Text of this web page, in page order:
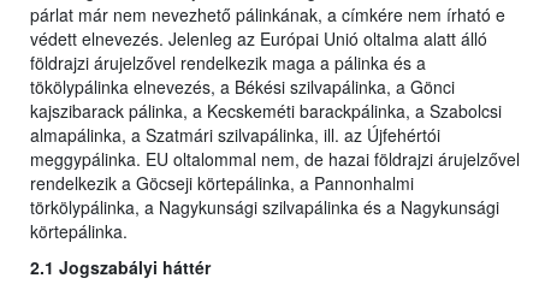
párlat már nem nevezhető pálinkának, a címkére nem írható e
védett elnevezés. Jelenleg az Európai Unió oltalma alatt álló
földrajzi árujelzővel rendelkezik maga a pálinka és a
tökölypálinka elnevezés, a Békési szilvapálinka, a Gönci
kajszibarack pálinka, a Kecskeméti barackpálinka, a Szabolcsi
almapálinka, a Szatmári szilvapálinka, ill. az Újfehértói
meggypálinka. EU oltalommal nem, de hazai földrajzi árujelzővel
rendelkezik a Göcseji körtepálinka, a Pannonhalmi
törkölypálinka, a Nagykunsági szilvapálinka és a Nagykunsági
körtepálinka.
2.1 Jogszabályi háttér